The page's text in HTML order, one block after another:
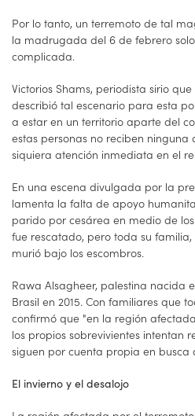
Por lo tanto, un terremoto de tal
la madrugada del 6 de febrero
complicada.
Victorios Shams, periodista sirio
describió tal escenario para esta
a estar en un territorio aparte del
estas personas no reciben
siquiera atención inmediata en el
En una escena divulgada por la
lamenta la falta de apoyo
parido por cesárea en medio de
fue rescatado, pero toda su
murió bajo los escombros.
Rawa Alsagheer, palestina nacida
Brasil en 2015. Con familiares que
confirmó que "en la región
los propios sobrevivientes intentan
siguen por cuenta propia en busca
El invierno y el desalojo